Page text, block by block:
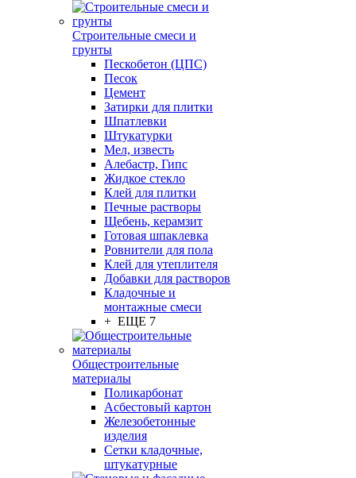
Строительные смеси и
грунты
Пескобетон (ЦПС)
Песок
Цемент
Затирки для плитки
Шпатлевки
Штукатурки
Мел, известь
Алебастр, Гипс
Жидкое стекло
Клей для плитки
Печные растворы
Щебень, керамзит
Готовая шпаклевка
Ровнители для пола
Клей для утеплителя
Добавки для растворов
Кладочные и
монтажные смеси
+ ЕЩЕ 7
Общестроительные
материалы
Поликарбонат
Асбестовый картон
Железобетонные
изделия
Сетки кладочные,
штукатурные